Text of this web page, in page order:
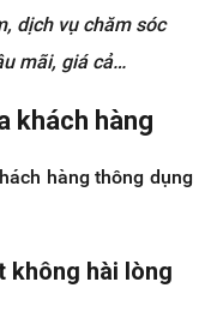
dịch vụ chăm sóc
mãi, giá cả…
khách hàng
hàng thông dụng
không hài lòng